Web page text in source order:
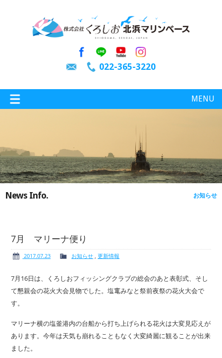
022-365-3220
MENU
特選情報 釣り情報
サービス案内 イベント情報
News Info. お知らせ
7月 マリーナ便り
2017.07.23 お知らせ ,更新情報
7月16日は、くろしおフィッシングクラブの総会のあと表彰式、そし
て懇親会の花火大会見物でした。塩竃みなと祭前夜祭の花火大会で
す。
マリーナ横の塩釜港内の台船から打ち上げられる花火は大変見応えが
あります。今年は天気も崩れることもなく大変綺麗に観ることが出来
ました。